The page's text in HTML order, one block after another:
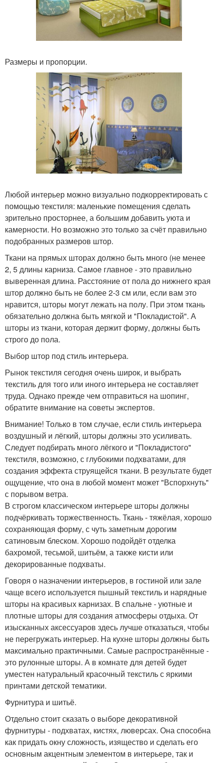
Размеры и пропорции.
Любой интерьер можно визуально подкорректировать с
помощью текстиля: маленькие помещения сделать
зрительно просторнее, а большим добавить уюта и
камерности. Но возможно это только за счёт правильно
подобранных размеров штор.
Ткани на прямых шторах должно быть много (не менее
2, 5 длины карниза. Самое главное - это правильно
выверенная длина. Расстояние от пола до нижнего края
штор должно быть не более 2-3 см или, если вам это
нравится, шторы могут лежать на полу. При этом ткань
обязательно должна быть мягкой и "Покладистой". А
шторы из ткани, которая держит форму, должны быть
строго до пола.
Выбор штор под стиль интерьера.
Рынок текстиля сегодня очень широк, и выбрать
текстиль для того или иного интерьера не составляет
труда. Однако прежде чем отправиться на шопинг,
обратите внимание на советы экспертов.
Внимание! Только в том случае, если стиль интерьера
воздушный и лёгкий, шторы должны это усиливать.
Следует подбирать много лёгкого и "Покладистого"
текстиля, возможно, с глубокими подхватами, для
создания эффекта струящейся ткани. В результате будет
ощущение, что она в любой момент может "Вспорхнуть"
с порывом ветра.
В строгом классическом интерьере шторы должны
подчёркивать торжественность. Ткань - тяжёлая, хорошо
сохраняющая форму, с чуть заметным дорогим
сатиновым блеском. Хорошо подойдёт отделка
бахромой, тесьмой, шитьём, а также кисти или
декорированные подхваты.
Говоря о назначении интерьеров, в гостиной или зале
чаще всего используется пышный текстиль и нарядные
шторы на красивых карнизах. В спальне - уютные и
плотные шторы для создания атмосферы отдыха. От
изысканных аксессуаров здесь лучше отказаться, чтобы
не перегружать интерьер. На кухне шторы должны быть
максимально практичными. Самые распространённые -
это рулонные шторы. А в комнате для детей будет
уместен натуральный красочный текстиль с яркими
принтами детской тематики.
Фурнитура и шитьё.
Отдельно стоит сказать о выборе декоративной
фурнитуры - подхватах, кистях, люверсах. Она способна
как придать окну сложность, изящество и сделать его
основным акцентным элементом в интерьере, так и